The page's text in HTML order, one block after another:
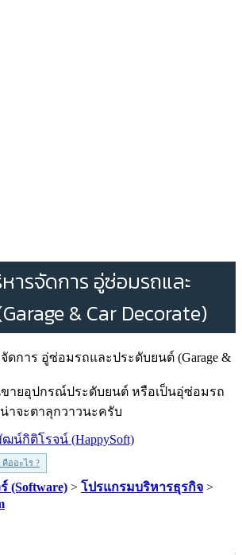
ารจัดการ อู่ซ่อมรถและ
& Car Decorate)
ายอุปกรณ์ประดับยนต์ หรือเป็นอุ่ซ่อมรถ
าจะตาลุกวาวนะครับ
น์กิติโรจน์ (HappySoft)
คืออะไร ?
(Software) > โปรแกรมบริหารธุรกิจ >